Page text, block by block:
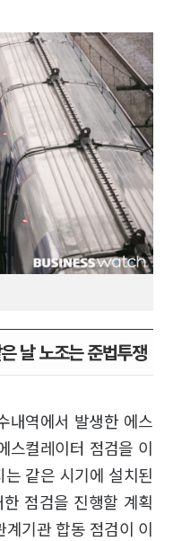
날 노조는 준법투쟁
내역에서 발생한 에스
스컬레이터 점검을 이
같은 시기에 설치된
점검을 진행할 계획
기관 합동 점검이 이